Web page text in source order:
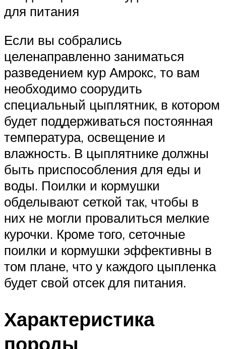
для питания
Если вы собрались
целенаправленно заниматься
разведением кур Амрокс, то вам
необходимо соорудить
специальный цыплятник, в котором
будет поддерживаться постоянная
температура, освещение и
влажность. В цыплятнике должны
быть приспособления для еды и
воды. Поилки и кормушки
обделывают сеткой так, чтобы в
них не могли провалиться мелкие
курочки. Кроме того, сеточные
поилки и кормушки эффективны в
том плане, что у каждого цыпленка
будет свой отсек для питания.
Характеристика
породы